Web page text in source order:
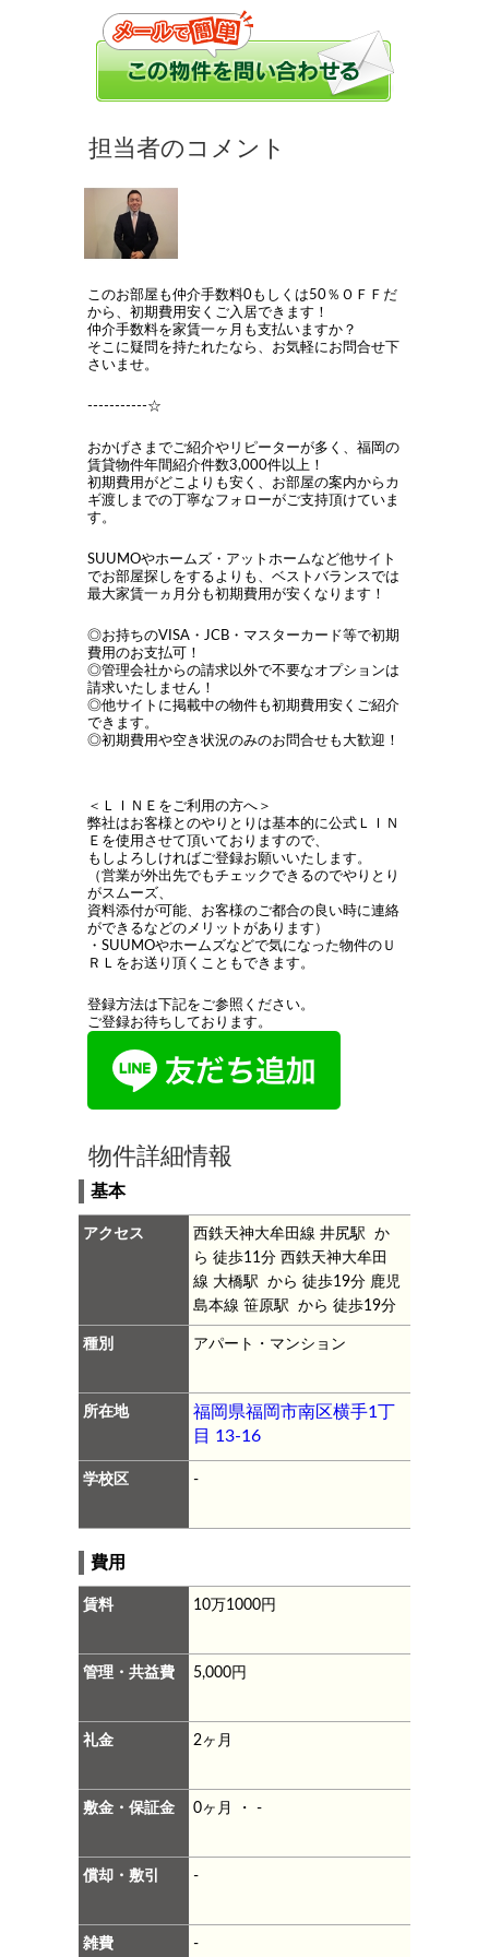
このお部屋も仲介手数料0もしくは50％ＯＦＦだ
から、初期費用安くご入居できます！
仲介手数料を家賃一ヶ月も支払いますか？
そこに疑問を持たれたなら、お気軽にお問合せ下
さいませ。
-----------☆
おかげさまでご紹介やリピーターが多く、福岡の
賃貸物件年間紹介件数3,000件以上！
初期費用がどこよりも安く、お部屋の案内からカ
ギ渡しまでの丁寧なフォローがご支持頂けていま
す。
SUUMOやホームズ・アットホームなど他サイト
でお部屋探しをするよりも、ベストバランスでは
最大家賃一ヵ月分も初期費用が安くなります！
◎お持ちのVISA・JCB・マスターカード等で初期
費用のお支払可！
◎管理会社からの請求以外で不要なオプションは
請求いたしません！
◎他サイトに掲載中の物件も初期費用安くご紹介
できます。
◎初期費用や空き状況のみのお問合せも大歓迎！
＜ＬＩＮＥをご利用の方へ＞
弊社はお客様とのやりとりは基本的に公式ＬＩＮ
Ｅを使用させて頂いておりますので、
もしよろしければご登録お願いいたします。
（営業が外出先でもチェックできるのでやりとり
がスムーズ、
資料添付が可能、お客様のご都合の良い時に連絡
ができるなどのメリットがあります）
・SUUMOやホームズなどで気になった物件のＵ
ＲＬをお送り頂くこともできます。
登録方法は下記をご参照ください。
ご登録お待ちしております。
物件詳細情報
基本
アクセス
西鉄天神大牟田線 井尻駅 か
ら 徒歩11分西鉄天神大牟田
線 大橋駅 から 徒歩19分 鹿児
島本線 笹原駅 から 徒歩19分
種別 アパート・マンション
所在地
福岡県福岡市南区横手1丁
目 13-16
学校区 -
費用
賃料 10万1000円
管理・共益費 5,000円
礼金 2ヶ月
敷金・保証金 0ヶ月 ・ -
償却・敷引 -
雑費 -